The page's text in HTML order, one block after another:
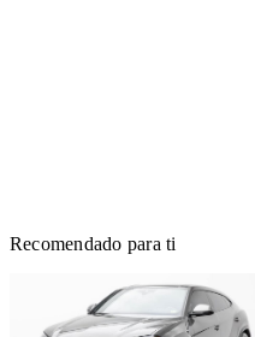
Recomendado para ti